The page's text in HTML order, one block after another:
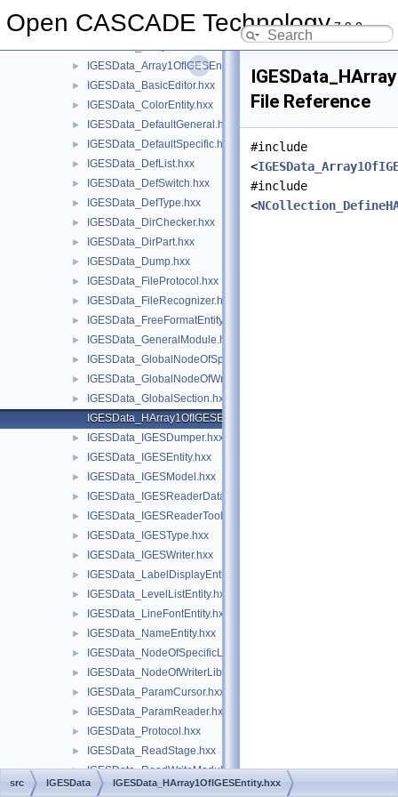
Open CASCADE Technology7.9.0
► IGESData.hxx
► IGESData_Array1OfIGESEntity.hxx
► IGESData_BasicEditor.hxx
► IGESData_ColorEntity.hxx
► IGESData_DefaultGeneral.hxx
► IGESData_DefaultSpecific.hxx
► IGESData_DefList.hxx
► IGESData_DefSwitch.hxx
► IGESData_DefType.hxx
► IGESData_DirChecker.hxx
► IGESData_DirPart.hxx
► IGESData_Dump.hxx
► IGESData_FileProtocol.hxx
► IGESData_FileRecognizer.hxx
► IGESData_FreeFormatEntity.hxx
► IGESData_GeneralModule.hxx
► IGESData_GlobalNodeOfSpecificLib.hxx
► IGESData_GlobalNodeOfWriterLib.hxx
►
IGESData_GlobalSection.hxx
IGESData_HArray1OfIGESEntity.hxx
► IGESData_IGESDumper.hxx
► IGESData_IGESEntity.hxx
► IGESData_IGESModel.hxx
► IGESData_IGESReaderData.hxx
► IGESData_IGESReaderTool.hxx
► IGESData_IGESType.hxx
► IGESData_IGESWriter.hxx
► IGESData_LabelDisplayEntity.hxx
► IGESData_LevelListEntity.hxx
► IGESData_LineFontEntity.hxx
► IGESData_NameEntity.hxx
► IGESData_NodeOfSpecificLib.hxx
► IGESData_NodeOfWriterLib.hxx
► IGESData_ParamCursor.hxx
► IGESData_ParamReader.hxx
► IGESData_Protocol.hxx
► IGESData_ReadStage.hxx
► IGESData_ReadWriteModule.hxx
► IGESData_SingleParentEntity.hxx
File Reference
#include
<
#include
<
src IGESData IGESData_HArray1OfIGESEntity.hxx